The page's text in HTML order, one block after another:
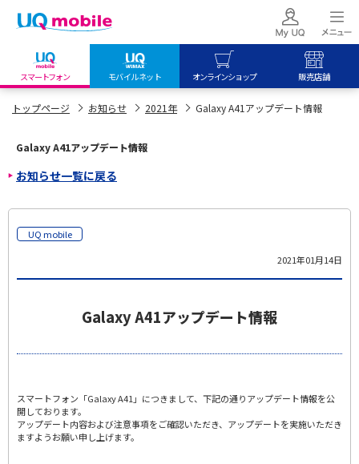
スマートフォン モバイルネット オンラインショップ 販売店舗
my UQ WiMAX
My UQ mobile
UQ mobile ご契約の方
UQ mobile
データチャージサイト
UQ mobile
UQ WiMAX
オンラインショップ
UQ mobile
UQ WiMAX
販売店舗
トップページ お知らせ 2021年 Galaxy A41アップデート情報
Galaxy A41アップデート情報
お知らせ一覧に戻る
UQ mobile
2021年01月14日
Galaxy A41アップデート情報
スマートフォン「Galaxy A41」につきまして、下記の通りアップデート情報を公
開しております。
アップデート内容および注意事項をご確認いただき、アップデートを実施いただき
ますようお願い申し上げます。